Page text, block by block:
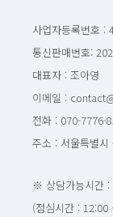
사업자등록번호 :
통신판매번호:
대표자 : 조아영
이메일 :
전화 : 070-7776-
주소 : 서울특별
※ 상담가능시간 :
(점심시간 : 12:00